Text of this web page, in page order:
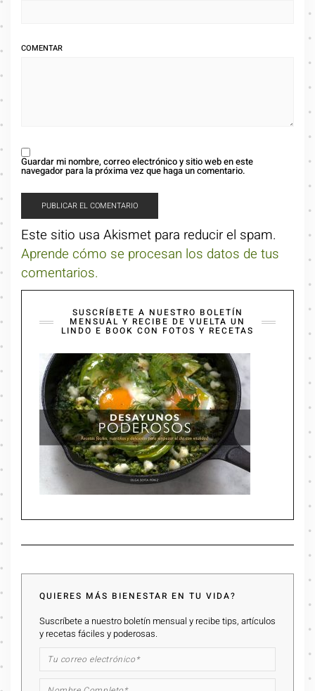
COMENTAR
Guardar mi nombre, correo electrónico y sitio web en este
navegador para la próxima vez que haga un comentario.
Este sitio usa Akismet para reducir el spam.
Aprende cómo se procesan los datos de tus
comentarios.
SUSCRÍBETE A NUESTRO BOLETÍN
MENSUAL Y RECIBE DE VUELTA UN
LINDO E BOOK CON FOTOS Y RECETAS
QUIERES MÁS BIENESTAR EN TU VIDA?
Suscríbete a nuestro boletín mensual y recibe tips, artículos
y recetas fáciles y poderosas.